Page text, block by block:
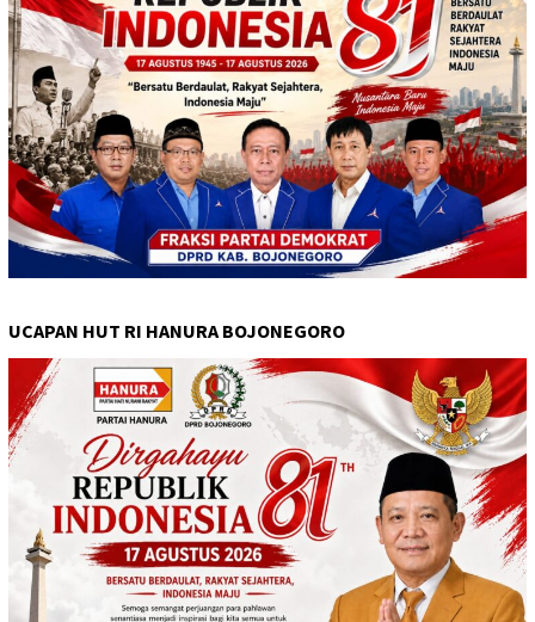
UCAPAN HUT RI HANURA BOJONEGORO